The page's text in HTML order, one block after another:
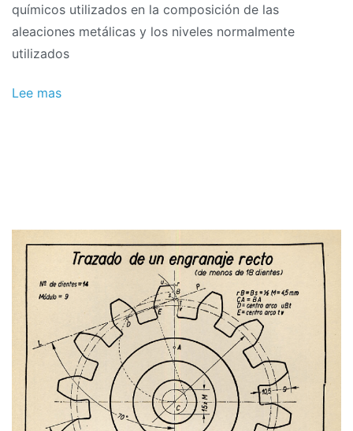
químicos utilizados en la composición de las
aleaciones metálicas y los niveles normalmente
utilizados
Lee mas